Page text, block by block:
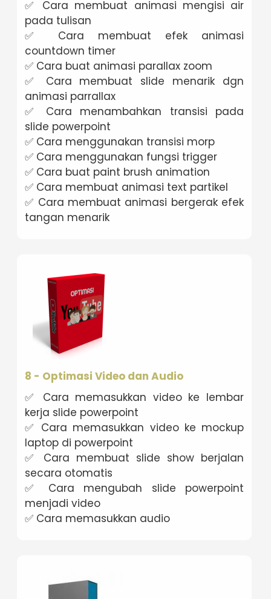
✅ Cara membuat animasi mengisi air
pada tulisan
✅ Cara membuat efek animasi
countdown timer
✅ Cara buat animasi parallax zoom
✅ Cara membuat slide menarik dgn
animasi parrallax
✅ Cara menambahkan transisi pada
slide powerpoint
✅ Cara menggunakan transisi morp
✅ Cara menggunakan fungsi trigger
✅ Cara buat paint brush animation
✅ Cara membuat animasi text partikel
✅ Cara membuat animasi bergerak efek
tangan menarik
8 - Optimasi Video dan Audio
✅ Cara memasukkan video ke lembar
kerja slide powerpoint
✅ Cara memasukkan video ke mockup
laptop di powerpoint
✅ Cara membuat slide show berjalan
secara otomatis
✅ Cara mengubah slide powerpoint
menjadi video
✅ Cara memasukkan audio